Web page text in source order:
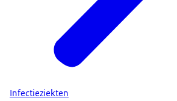
Infectieziekten